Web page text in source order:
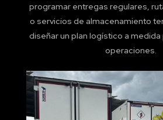
programar entregas regulares,
o servicios de almacenamiento
diseñar un plan logístico a
operaciones.